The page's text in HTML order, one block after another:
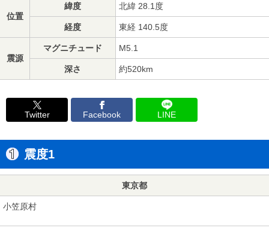
位置
緯度 北緯 28.1度
経度 東経 140.5度
震源
マグニチュード M5.1
深さ 約520km
Twitter Facebook LINE
震度1
東京都
小笠原村